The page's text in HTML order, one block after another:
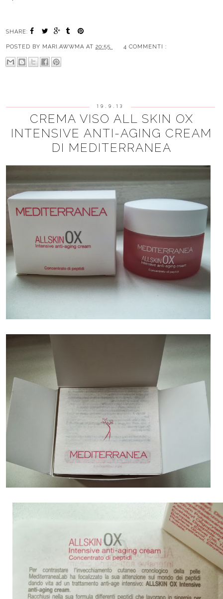
SHARE:
POSTED BY MARI.AWWMA AT 20:55 4 COMMENTI :
19.9.13
CREMA VISO ALL SKIN OX
INTENSIVE ANTI-AGING CREAM
DI MEDITERRANEA